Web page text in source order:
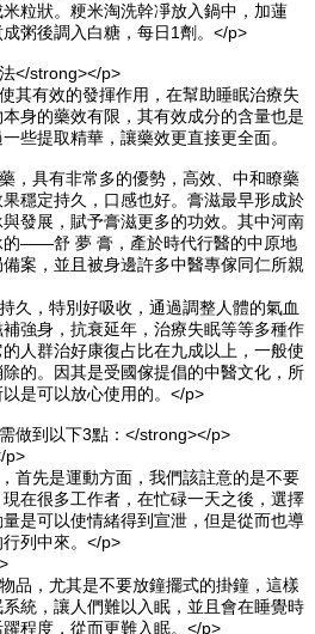
粒狀。粳米淘洗幹凈放入鍋中，加蓮
粥後調入白糖，每日1劑。</p>
</strong></p>
其有效的發揮作用，在幫助睡眠治療失
身的藥效有限，其有效成分的含量也是
些提取精華，讓藥效更直接更全面。
，具有非常多的優勢，高效、中和瞭藥
穩定持久，口感也好。膏滋最早形成於
發展，賦予膏滋更多的功效。其中河南
的——舒 夢 膏，產於時代行醫的中原地
案，並且被身邊許多中醫專傢同仁所親
久，特別好吸收，通過調整人體的氣血
強身，抗衰延年，治療失眠等等多種作
人群治好康復占比在九成以上，一般使
的。因其是受國傢提倡的中醫文化，所
是可以放心使用的。</p>
做到以下3點：</strong></p>
p>
首先是運動方面，我們該註意的是不要
在很多工作者，在忙碌一天之後，選擇
是可以使情緒得到宣泄，但是從而也導
列中來。</p>
品，尤其是不要放鐘擺式的掛鐘，這樣
統，讓人們難以入眠，並且會在睡覺時
程度，從而更難入眠。</p>